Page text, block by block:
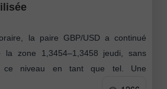
la paire GBP/USD a continué
la zone 1,3454–1,3458 jeudi, sans
ce niveau en tant que tel. Une